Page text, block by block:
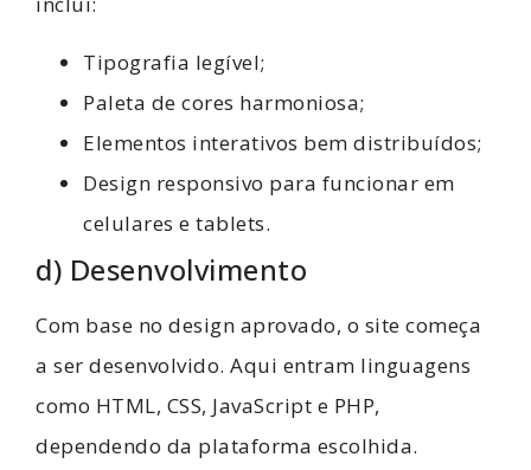
Tipografia legível;
Paleta de cores harmoniosa;
Elementos interativos bem distribuídos;
Design responsivo para funcionar em
celulares e tablets.
d) Desenvolvimento
Com base no design aprovado, o site começa
a ser desenvolvido. Aqui entram linguagens
como HTML, CSS, JavaScript e PHP,
dependendo da plataforma escolhida.